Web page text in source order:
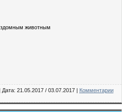
животным
Дата: 21.05.2017 / 03.07.2017|
Комментарии